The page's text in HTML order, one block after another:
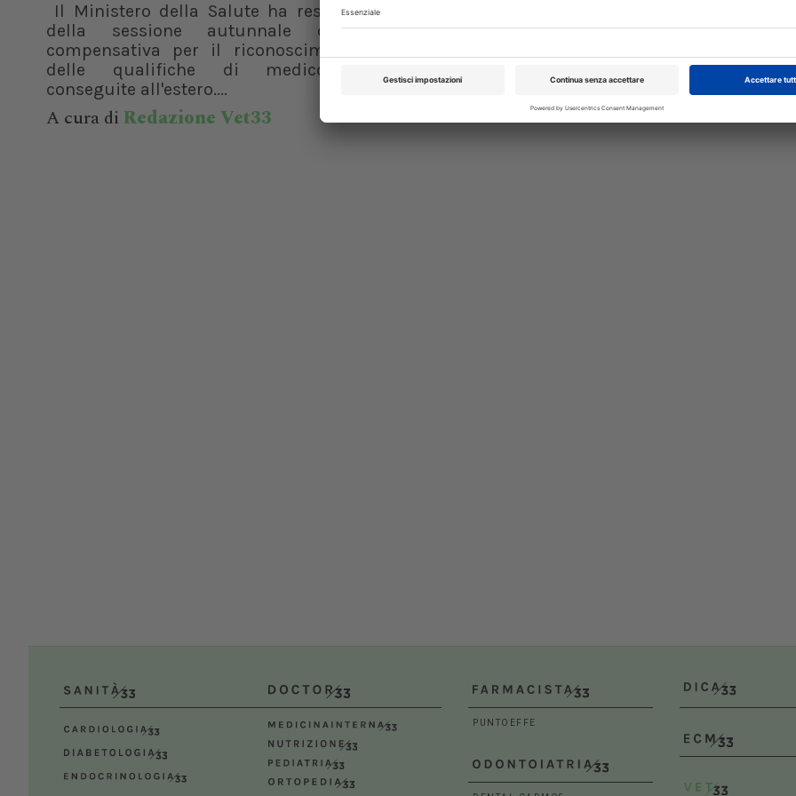
Il Ministero della Salute ha reso note le date
della sessione autunnale della misura
compensativa per il riconoscimento in Italia
delle qualifiche di medico veterinario
conseguite all'estero....
A cura di Redazione Vet33
definitiva i due decreti legislativi che
principali autorità nazionali, mentre per
A cura di Redazione Vet33